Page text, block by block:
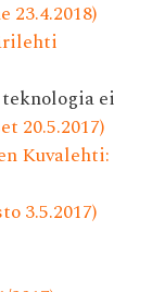
23.4.2018)
ei
20.5.2017)
Kuvalehti:
3.5.2017)